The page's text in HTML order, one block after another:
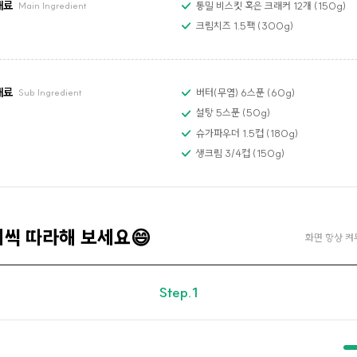
료 Main Ingredient
통밀 비스킷 혹은 크래커 12개 (150g)
크림치즈 1.5팩 (300g)
료 Sub Ingredient
버터(무염) 6스푼 (60g)
설탕 5스푼 (50g)
슈가파우더 1.5컵 (180g)
생크림 3/4컵 (150g)
따라해 보세요😄 화면 항상 켜
Step.1